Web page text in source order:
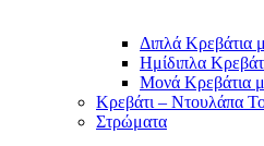
Διπλά Κρεβάτια
Ημίδιπλα
Μονά Κρεβάτια
Κρεβάτι – Ντουλάπα
Στρώματα